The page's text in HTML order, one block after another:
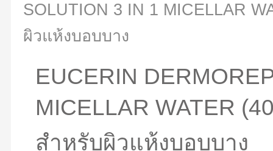
SOLUTION 3 IN 1 MICELLAR
ผิวแห้งบอบบาง
EUCERIN
MICELLAR WATER
สำหรับผิวแห้งบอบบาง